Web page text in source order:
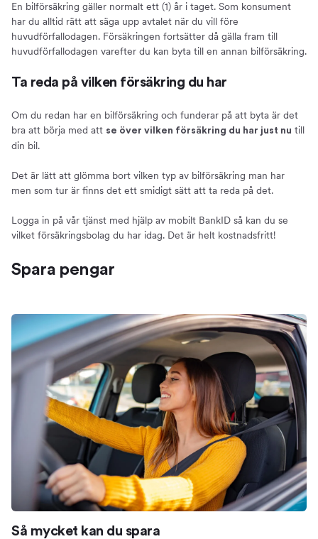
En bilförsäkring gäller normalt ett (1) år i taget. Som konsument
har du alltid rätt att säga upp avtalet när du vill före
huvudförfallodagen. Försäkringen fortsätter då gälla fram till
huvudförfallodagen varefter du kan byta till en annan bilförsäkring.
Ta reda på vilken försäkring du har
Om du redan har en bilförsäkring och funderar på att byta är det
bra att börja med att se över vilken försäkring du har just nu till
din bil.
Det är lätt att glömma bort vilken typ av bilförsäkring man har
men som tur är finns det ett smidigt sätt att ta reda på det.
Logga in på vår tjänst med hjälp av mobilt BankID så kan du se
vilket försäkringsbolag du har idag. Det är helt kostnadsfritt!
Spara pengar
Så mycket kan du spara